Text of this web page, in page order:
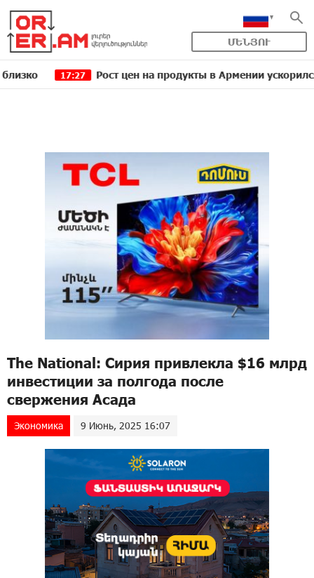
ՄԵՆՅՈՒ
17:27 Рост цен на продукты в Армении ускорился до
The National: Сирия привлекла $16 млрд
инвестиции за полгода после
свержения Асада
Экономика 9 Июнь, 2025 16:07